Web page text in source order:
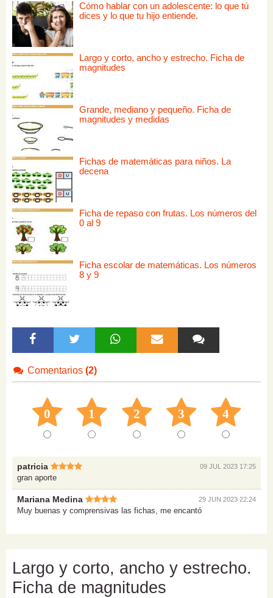
Cómo hablar con un adolescente: lo que tú
dices y lo que tu hijo entiende.
Largo y corto, ancho y estrecho. Ficha de
magnitudes
Grande, mediano y pequeño. Ficha de
magnitudes y medidas
Fichas de matemáticas para niños. La
decena
Ficha de repaso con frutas. Los números del
0 al 9
Ficha escolar de matemáticas. Los números
8 y 9
Comentarios (2)
0 1 2 3 4
09 JUL 2023 17:25
patricia
gran aporte
29 JUN 2023 22:24
Mariana Medina
Muy buenas y comprensivas las fichas, me encantó
Largo y corto, ancho y estrecho.
Ficha de magnitudes